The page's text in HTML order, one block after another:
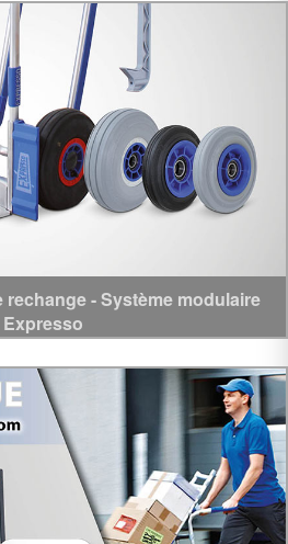
rechange - Système modulaire
Expresso